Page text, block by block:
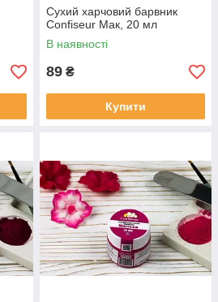
Сухий харчовий барвник
Confiseur Мак, 20 мл
В наявності
89 ₴
Купити